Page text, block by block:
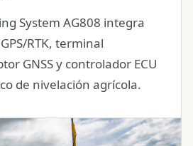
System AG808 integra
RTK, terminal
GNSS y controlador ECU
de nivelación agrícola.